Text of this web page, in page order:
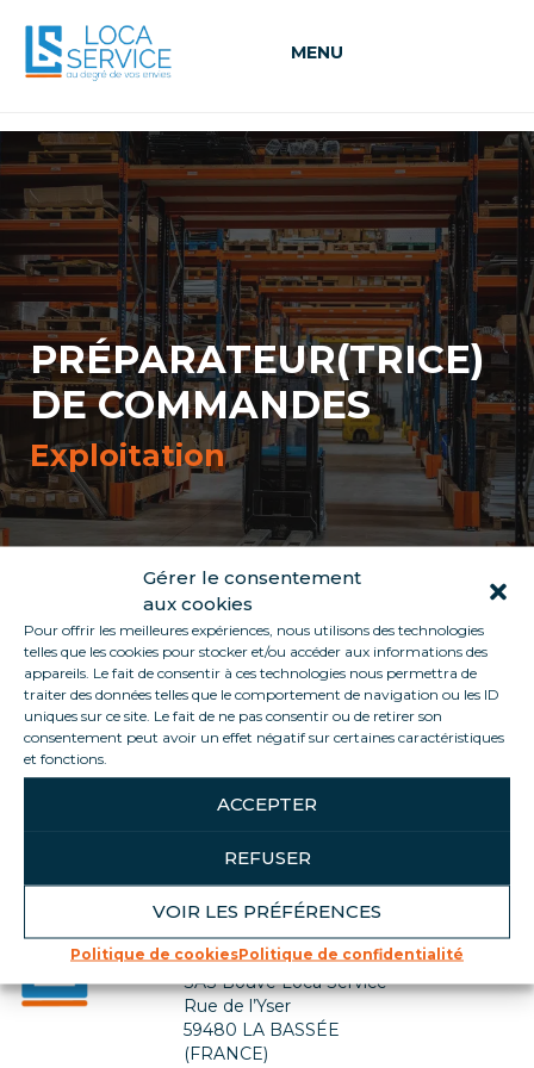
Gérer le consentement
aux cookies
Pour offrir les meilleures expériences, nous utilisons des technologies
telles que les cookies pour stocker et/ou accéder aux informations des
appareils. Le fait de consentir à ces technologies nous permettra de
traiter des données telles que le comportement de navigation ou les ID
uniques sur ce site. Le fait de ne pas consentir ou de retirer son
consentement peut avoir un effet négatif sur certaines caractéristiques
et fonctions.
ACCEPTER
REFUSER
VOIR LES PRÉFÉRENCES
Politique de cookiesPolitique de confidentialité
MENU
PRÉPARATEUR(TRICE)
DE COMMANDES
Exploitation
Retour à la liste des métiers
Contactez-nous
SIÈGE SOCIAL
SAS Bouve Loca Service
Rue de l’Yser
59480 LA BASSÉE
(FRANCE)